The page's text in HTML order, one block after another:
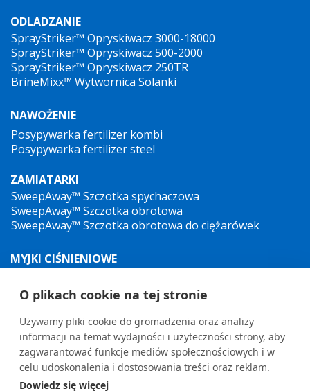
ODLADZANIE
SprayStriker™ Opryskiwacz 3000-18000
SprayStriker™ Opryskiwacz 500-2000
SprayStriker™ Opryskiwacz 250TR
BrineMixx™ Wytwornica Solanki
NAWOŻENIE
Posypywarka fertilizer kombi
Posypywarka fertilizer steel
ZAMIATARKI
SweepAway™ Szczotka spychaczowa
SweepAway™ Szczotka obrotowa
SweepAway™ Szczotka obrotowa do ciężarówek
MYJKI CIŚNIENIOWE
Mobilna myjka ciśnieniowa Jet-it™
Hydrauliczna Myjka Wysokociśnieniowa Jet-it™
General terms and conditions
O plikach cookie na tej stronie
Używamy pliki cookie do gromadzenia oraz analizy
informacji na temat wydajności i użyteczności strony, aby
zagwarantować funkcje mediów społecznościowych i w
celu udoskonalenia i dostosowania treści oraz reklam.
Dowiedz się więcej